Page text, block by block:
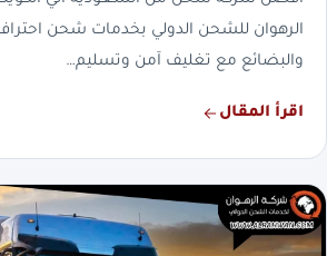
الرهوان للشحن الدولي بخدمات شحن
والبضائع مع تغليف آمن وتسليم…
اقرأ المقال